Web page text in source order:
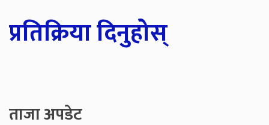
प्रतिक्रिया दिनुहोस्
ताजा अपडेट